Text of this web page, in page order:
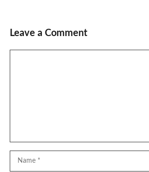
Leave a Comment